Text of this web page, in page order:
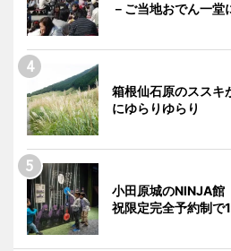
－ご当地おでん一堂
箱根仙石原のスス
にゆらりゆらり
小田原城のNINJA
祝限定完全予約制で